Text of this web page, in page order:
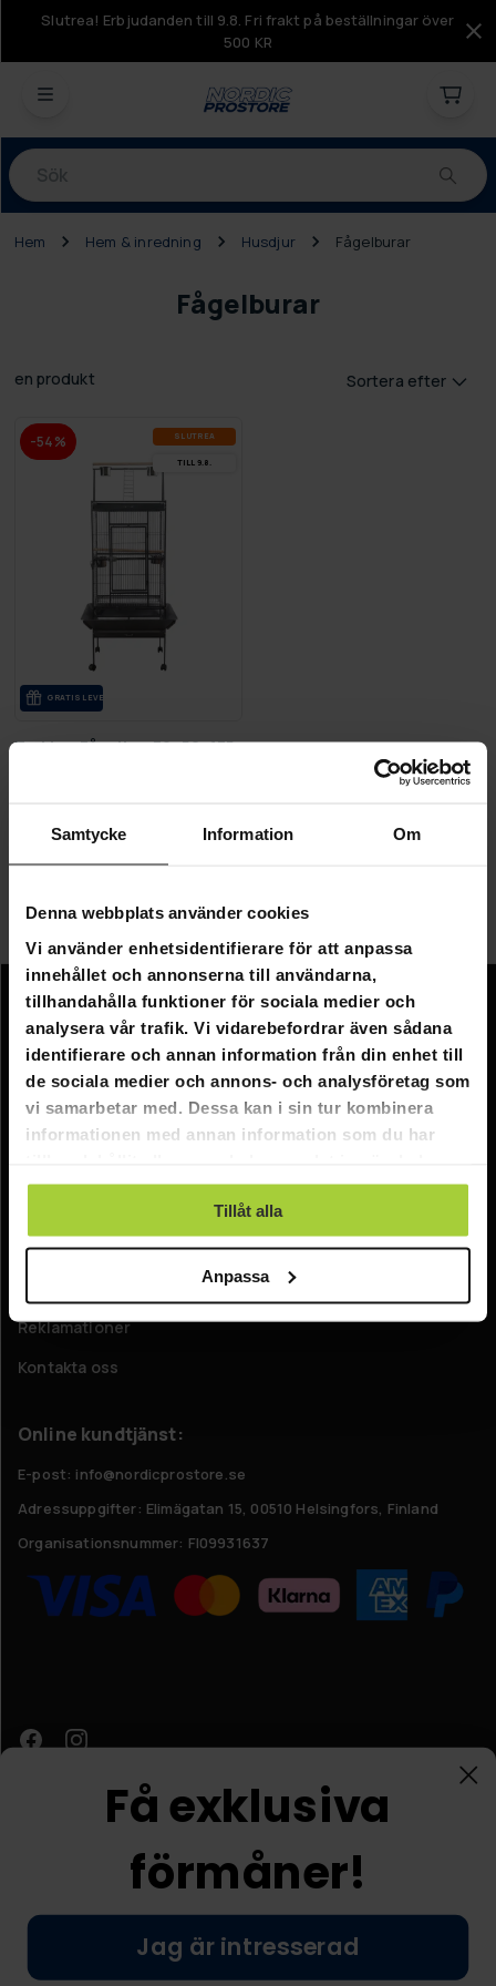
Samtycke Information Om
Denna webbplats använder cookies
Vi använder enhetsidentifierare för att anpassa
innehållet och annonserna till användarna,
tillhandahålla funktioner för sociala medier och
analysera vår trafik. Vi vidarebefordrar även sådana
identifierare och annan information från din enhet till
de sociala medier och annons- och analysföretag som
vi samarbetar med. Dessa kan i sin tur kombinera
informationen med annan information som du har
använt deras tjänster.
Tillåt alla
Anpassa
Slutrea! Erbjudanden till 9.8. Fri frakt på beställningar över
500 KR
Produkter
Hem Hem & inredning Husdjur Fågelburar
Fågelburar
en produkt Sortera efter
-54% SLUT­REA
TILL 9.8.
GRA­TIS LE­VE­RANS
Trekker Fågelbur 79x52x135cm
Fågelburar
Information
Företagsinformation
Om oss
Leverans
Reklamationer
Kontakta oss
Online kundtjänst:
E-post: info@nordicprostore.se
Adressuppgifter: Elimägatan 15, 00510 Helsingfors, Finland
Organisationsnummer: FI09931637
© Nordic Prostore 2026
Allmänna villkor
Få exklusiva
förmåner!
Jag är intresserad